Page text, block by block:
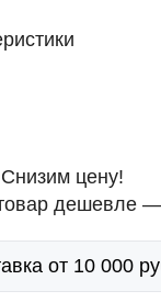
цену!
дешевле —
от 10 000